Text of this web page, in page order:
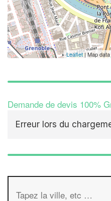
Leaflet| Map
Demande de devis 100%
Erreur lors du